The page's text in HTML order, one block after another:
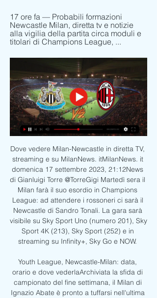
17 ore fa — Probabili formazioni
Newcastle Milan, diretta tv e notizie
alla vigilia della partita circa moduli e
titolari di Champions League, ...
Dove vedere Milan-Newcastle in diretta TV,
streaming e su MilanNews. itMilanNews. it
domenica 17 settembre 2023, 21:12News
di Gianluigi Torre @TorreGigi Martedì sera il
Milan farà il suo esordio in Champions
League: ad attendere i rossoneri ci sarà il
Newcastle di Sandro Tonali. La gara sarà
visibile su Sky Sport Uno (numero 201), Sky
Sport 4K (213), Sky Sport (252) e in
streaming su Infinity+, Sky Go e NOW.
Youth League, Newcastle-Milan: data,
orario e dove vederlaArchiviata la sfida di
campionato del fine settimana, il Milan di
Ignazio Abate è pronto a tuffarsi nell'ultima